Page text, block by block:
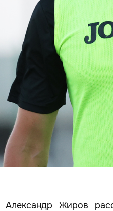
Александр Жиров